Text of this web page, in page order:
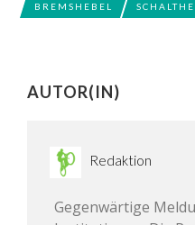
BREMSHEBEL
AUTOR(IN)
Redaktion
Gegenwärtige